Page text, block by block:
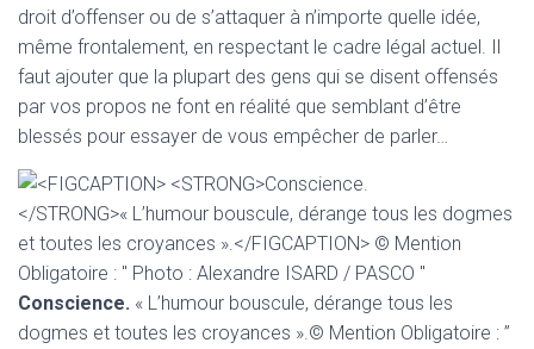
droit d’offenser ou de s’attaquer à n’importe quelle idée,
même frontalement, en respectant le cadre légal actuel. Il
faut ajouter que la plupart des gens qui se disent offensés
par vos propos ne font en réalité que semblant d’être
blessés pour essayer de vous empêcher de parler…
Conscience. « L’humour bouscule, dérange tous les
dogmes et toutes les croyances ».© Mention Obligatoire : ”